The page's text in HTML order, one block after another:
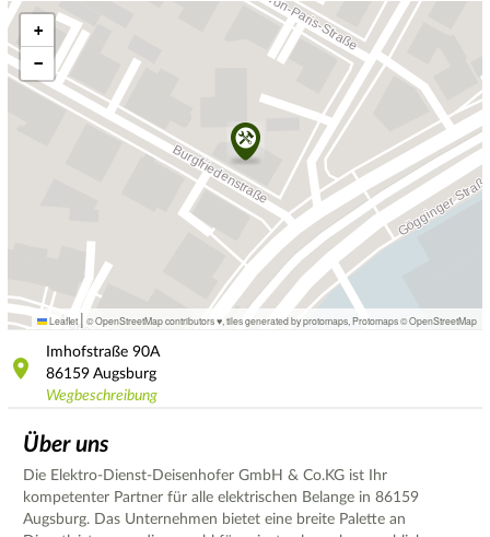
+
−
Leaflet | © OpenStreetMap contributors ♥, tiles generated by protomaps Protomaps©OpenStreetMap
Imhofstraße 90A
86159 Augsburg
Wegbeschreibung
Über uns
Die Elektro-Dienst-Deisenhofer GmbH & Co.KG ist Ihr
kompetenter Partner für alle elektrischen Belange in 86159
Augsburg. Das Unternehmen bietet eine breite Palette an